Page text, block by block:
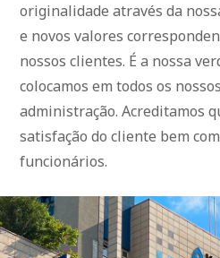
originalidade através da
e novos valores
nossos clientes. É a nossa
colocamos em todos os
administração. Acreditamos
satisfação do cliente bem
funcionários.